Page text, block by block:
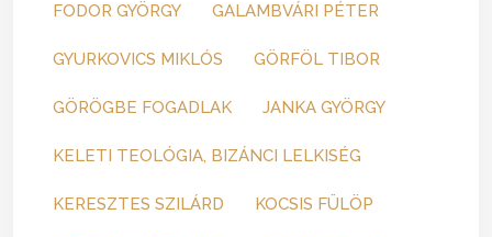
FODOR GYÖRGY GALAMBVÁRI PÉTER
GYURKOVICS MIKLÓS GÖRFÖL TIBOR
GÖRÖGBE FOGADLAK JANKA GYÖRGY
KELETI TEOLÓGIA, BIZÁNCI LELKISÉG
KERESZTES SZILÁRD KOCSIS FÜLÖP